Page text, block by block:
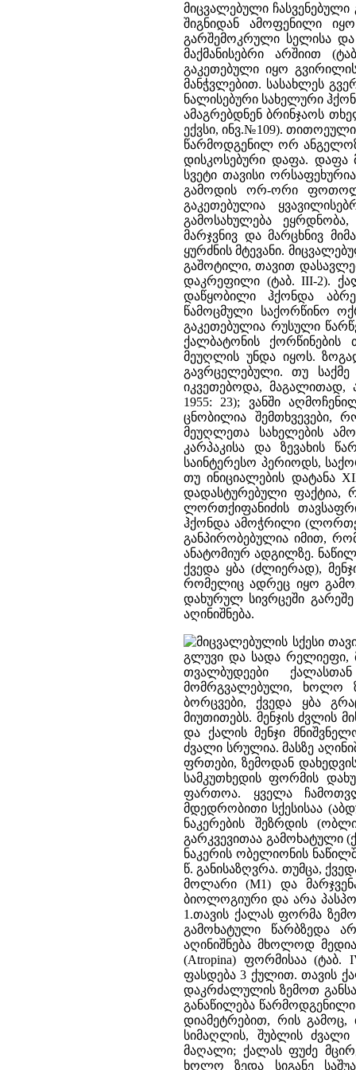
მიცვალებული
შიგნიდან ამოფენილი
გარშემოკრული სელისა და
მაქმანისებრი არშიით
გაკეთებული იყო
მანჭვლებით. სასახლეს
ნალისებური სახელური
ამაგრებდნენ ბრინჯაოს
ექვსი, ინვ.№109).
წარმოდგენილ ორ
დისკოსებური დაფა. დაფა
სვეტი თავისი
გამოდის ორ-ორი
გაკეთებულია
გამოსახულება
მარჯვნივ და მარცხნივ
ყურძნის მტევანი.
გაშოტილი, თავით
დაკრეფილი (ტაბ. III-2).
დაწყობილი ჰქონდა
წამოცმული საქორწინო
გაკეთებულია რუსული
ქალბატონის ქორწინების
მეუღლის უნდა იყოს.
გავრცელებული. თუ საქმე
იკვეთებოდა, მაგალითად,
1955: 23); ვანში
ცნობილია შემთხვევები,
მეუღლეთა სახელების
კარპაკისა და ზევახის
საინტერესო პერიოდს,
თუ ინიციალების დატანა
დადასტურებული ფაქტია,
ლორთქიფანიძის
ჰქონდა ამოჭრილი
განპირობებულია იმით,
ანატომიურ ადგილზე.
ქვედა ყბა (ძლიერად),
რომელიც ადრეც იყო
დახურულ სივრცეში
აღინიშნება.
მიცვალებულის სქესი
გლუვი და სადა რელიეფი,
თვალბუდეები
მომრგვალებული, ხოლო
ბორცვები, ქვედა ყბა
მიუთითებს. მენჯის ძვლის
და ქალის მენჯი
ძვალი სრულია. მასზე
ფრთები, ზემოდან
სამკუთხედის ფორმის
ფართოა. ყველა
მდედრობითი სქესისაა
ნაკერების შეზრდის
გარკვევითაა გამოხატული
ნაკერის ობელიონის
წ. განისაზღვრა. თუმცა,
მოლარი (M1) და
ბიოლოგიური და არა
1.თავის ქალას ფორმა
გამოხატული წარბზედა
აღინიშნება მხოლოდ
(Atropina) ფორმისაა (ტაბ.
ფასდება 3 ქულით. თავის
დაკრძალულის ზემოთ
განაწილება
დიამეტრებით, რის გამოც,
სიმაღლის, შუბლის ძვალი
მაღალი; ქალას ფუძე
ხოლო ზედა სიგანე